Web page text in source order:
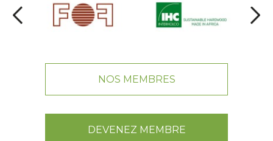
NOS MEMBRES
DEVENEZ MEMBRE